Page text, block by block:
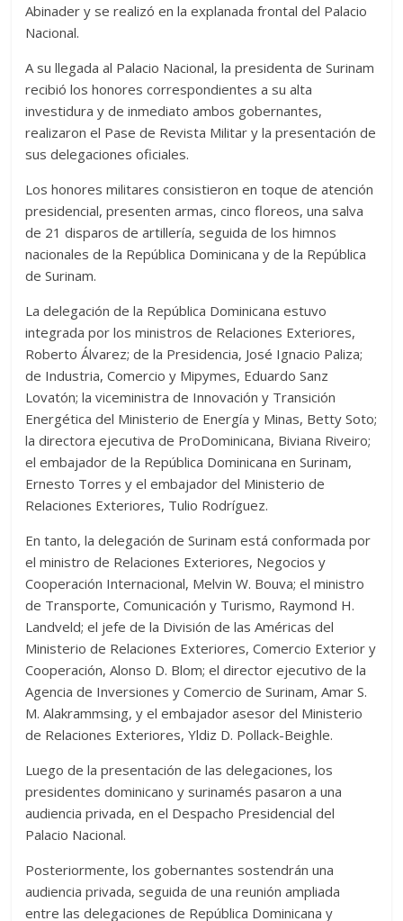
Abinader y se realizó en la explanada frontal del Palacio
Nacional.
A su llegada al Palacio Nacional, la presidenta de Surinam
recibió los honores correspondientes a su alta
investidura y de inmediato ambos gobernantes,
realizaron el Pase de Revista Militar y la presentación de
sus delegaciones oficiales.
Los honores militares consistieron en toque de atención
presidencial, presenten armas, cinco floreos, una salva
de 21 disparos de artillería, seguida de los himnos
nacionales de la República Dominicana y de la República
de Surinam.
La delegación de la República Dominicana estuvo
integrada por los ministros de Relaciones Exteriores,
Roberto Álvarez; de la Presidencia, José Ignacio Paliza;
de Industria, Comercio y Mipymes, Eduardo Sanz
Lovatón; la viceministra de Innovación y Transición
Energética del Ministerio de Energía y Minas, Betty Soto;
la directora ejecutiva de ProDominicana, Biviana Riveiro;
el embajador de la República Dominicana en Surinam,
Ernesto Torres y el embajador del Ministerio de
Relaciones Exteriores, Tulio Rodríguez.
En tanto, la delegación de Surinam está conformada por
el ministro de Relaciones Exteriores, Negocios y
Cooperación Internacional, Melvin W. Bouva; el ministro
de Transporte, Comunicación y Turismo, Raymond H.
Landveld; el jefe de la División de las Américas del
Ministerio de Relaciones Exteriores, Comercio Exterior y
Cooperación, Alonso D. Blom; el director ejecutivo de la
Agencia de Inversiones y Comercio de Surinam, Amar S.
M. Alakrammsing, y el embajador asesor del Ministerio
de Relaciones Exteriores, Yldiz D. Pollack-Beighle.
Luego de la presentación de las delegaciones, los
presidentes dominicano y surinamés pasaron a una
audiencia privada, en el Despacho Presidencial del
Palacio Nacional.
Posteriormente, los gobernantes sostendrán una
audiencia privada, seguida de una reunión ampliada
entre las delegaciones de República Dominicana y